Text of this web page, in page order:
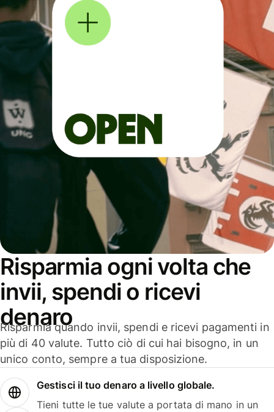
Risparmia ogni volta che
invii, spendi o ricevi
denaro
Risparmia quando invii, spendi e ricevi pagamenti in
più di 40 valute. Tutto ciò di cui hai bisogno, in un
unico conto, sempre a tua disposizione.
Gestisci il tuo denaro a livello globale.
Tieni tutte le tue valute a portata di mano in un